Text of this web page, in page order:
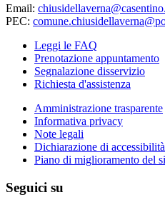
Email:
PEC:
Leggi le FAQ
Prenotazione appuntamento
Segnalazione disservizio
Richiesta d'assistenza
Amministrazione trasparente
Informativa privacy
Note legali
Dichiarazione di accessibilità
Piano di miglioramento del
Seguici su